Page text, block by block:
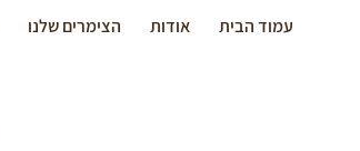
עמוד הבית אודות הצימרים שלנו